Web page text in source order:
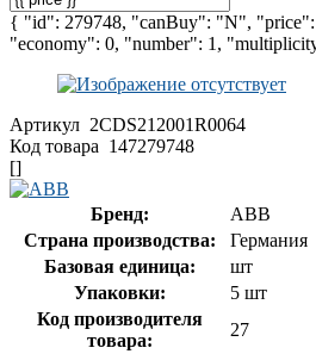
{ "id": 279748, "canBuy": "N", "price":
"economy": 0, "number": 1,
Артикул 2CDS212001R0064
Код товара 147279748
[]
Бренд:
ABB
Страна производства:
Германия
Базовая единица:
шт
Упаковки:
5 шт
Код производителя
товара:
27